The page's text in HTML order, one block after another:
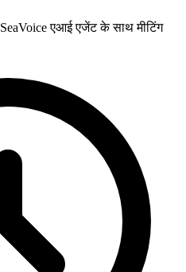
SeaVoice एआई एजेंट के साथ मीटिंग